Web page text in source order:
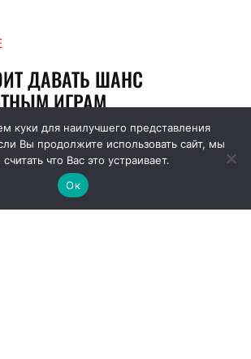
куки для наилучшего представления
Вы продолжите использовать сайт, мы
что Вас это устраивает.
Ок